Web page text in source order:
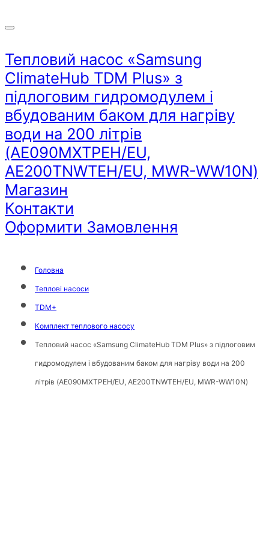
Тепловий насос «Samsung
ClimateHub TDM Plus» з
підлоговим гидромодулем і
вбудованим баком для нагріву
води на 200 літрів
(AE090MXTPEH/EU,
AE200TNWTEH/EU, MWR-WW10N)
Магазин
Контакти
Оформити Замовлення
Головна
Теплові насоси
TDM+
Комплект теплового насосу
Тепловий насос «Samsung ClimateHub TDM Plus» з підлоговим
гидромодулем і вбудованим баком для нагріву води на 200
літрів (AE090MXTPEH/EU, AE200TNWTEH/EU, MWR-WW10N)